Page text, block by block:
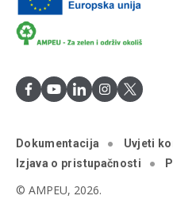
Dokumentacija Uvjeti
Izjava o pristupačnosti
© AMPEU, 2026.